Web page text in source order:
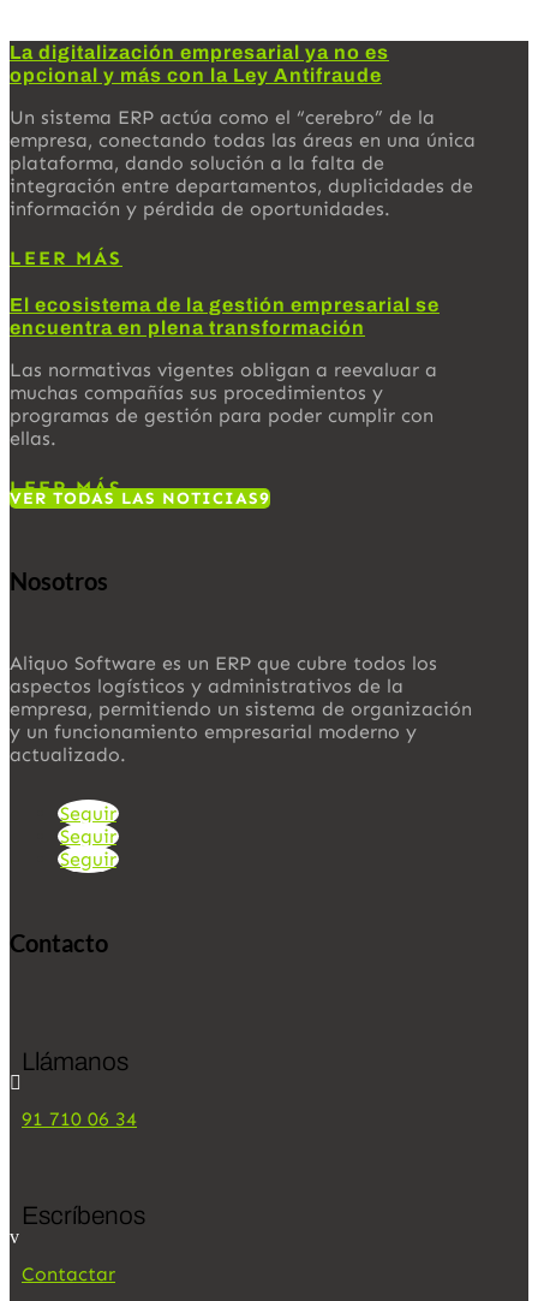
La digitalización empresarial ya no es
opcional y más con la Ley Antifraude
Un sistema ERP actúa como el “cerebro” de la
empresa, conectando todas las áreas en una única
plataforma, dando solución a la falta de
integración entre departamentos, duplicidades de
información y pérdida de oportunidades.
LEER MÁS
El ecosistema de la gestión empresarial se
encuentra en plena transformación
Las normativas vigentes obligan a reevaluar a
muchas compañías sus procedimientos y
programas de gestión para poder cumplir con
ellas.
LEER MÁS
VER TODAS LAS NOTICIAS
Nosotros
Aliquo Software es un ERP que cubre todos los
aspectos logísticos y administrativos de la
empresa, permitiendo un sistema de organización
y un funcionamiento empresarial moderno y
actualizado.
Seguir
Seguir
Seguir
Contacto

Llámanos
91 710 06 34
v
Escríbenos
Contactar